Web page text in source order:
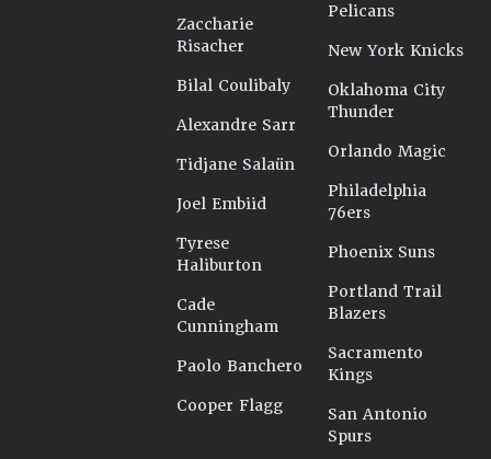
Zaccharie
Risacher
Bilal Coulibaly
Alexandre Sarr
Tidjane Salaün
Joel Embiid
Tyrese
Haliburton
Cade
Cunningham
Paolo Banchero
Cooper Flagg
Pelicans
New York Knicks
Oklahoma City
Thunder
Orlando Magic
Philadelphia
76ers
Phoenix Suns
Portland Trail
Blazers
Sacramento
Kings
San Antonio
Spurs